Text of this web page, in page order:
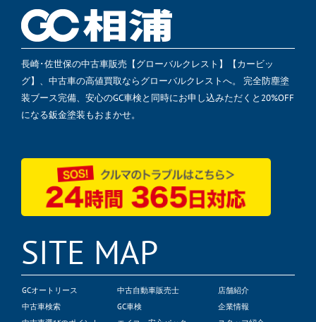
長崎･佐世保の中古車販売【グローバルクレスト】【カービッ
グ】、中古車の高値買取ならグローバルクレストへ。 完全防塵塗
装ブース完備、安心のGC車検と同時にお申し込みただくと20%OFF
になる鈑金塗装もおまかせ。
SITE MAP
GCオートリース
中古車検索
中古自動車販売士
GC車検
店舗紹介
企業情報